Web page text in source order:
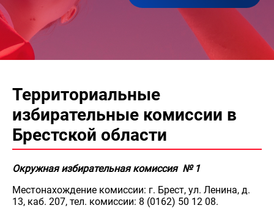
Территориальные
избирательные комиссии в
Брестской области
Окружная избирательная комиссия № 1
Местонахождение комиссии: г. Брест, ул. Ленина, д.
13, каб. 207, тел. комиссии: 8 (0162) 50 12 08.